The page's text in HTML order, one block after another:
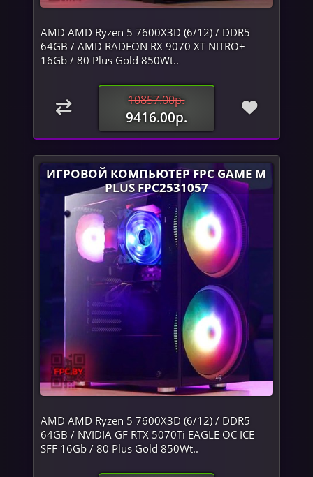
AMD AMD Ryzen 5 7600X3D (6/12) / DDR5
64GB / AMD RADEON RX 9070 XT NITRO+
16Gb / 80 Plus Gold 850Wt..
10857.00р.
9416.00р.
ИГРОВОЙ КОМПЬЮТЕР FPC GAME M
PLUS FPC2531057
AMD AMD Ryzen 5 7600X3D (6/12) / DDR5
64GB / NVIDIA GF RTX 5070Ti EAGLE OC ICE
SFF 16Gb / 80 Plus Gold 850Wt..